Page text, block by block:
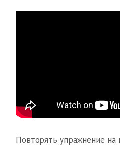
Повторять упражнение на